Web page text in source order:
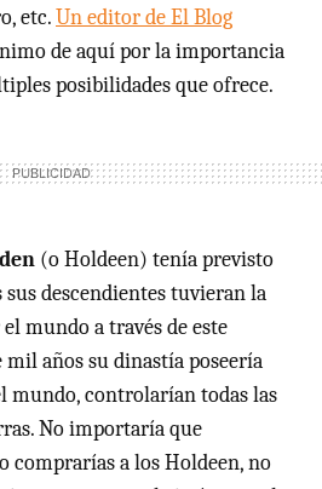
etc.Un editor de El Blog
de aquí por la importancia
posibilidades que ofrece.
(o Holdeen) tenía previsto
descendientes tuvieran la
mundo a través de este
años su dinastía poseería
mundo, controlarían todas las
No importaría que
comprarías a los Holdeen, no